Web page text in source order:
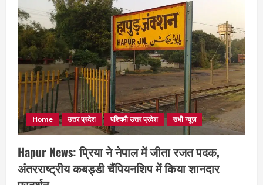
Home उत्तर प्रदेश पश्चिमी उत्तर प्रदेश सभी न्यूज़
Hapur News: प्रिया ने नेपाल में जीता रजत पदक,
अंतरराष्ट्रीय कबड्डी चैंपियनशिप में किया शानदार